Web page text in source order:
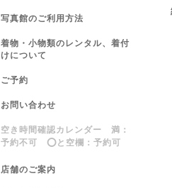
写真館のご利用方法
着物・小物類のレンタル、着付
けについて
ご予約
お問い合わせ
空き時間確認カレンダー 満：
予約不可 ⭕️と空欄：予約可
店舗のご案内